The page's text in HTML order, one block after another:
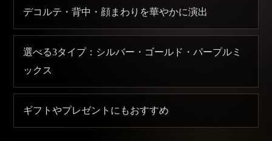
デコルテ・背中・顔まわりを華やかに演出
選べる3タイプ：シルバー・ゴールド・パープルミ
ックス
ギフトやプレゼントにもおすすめ